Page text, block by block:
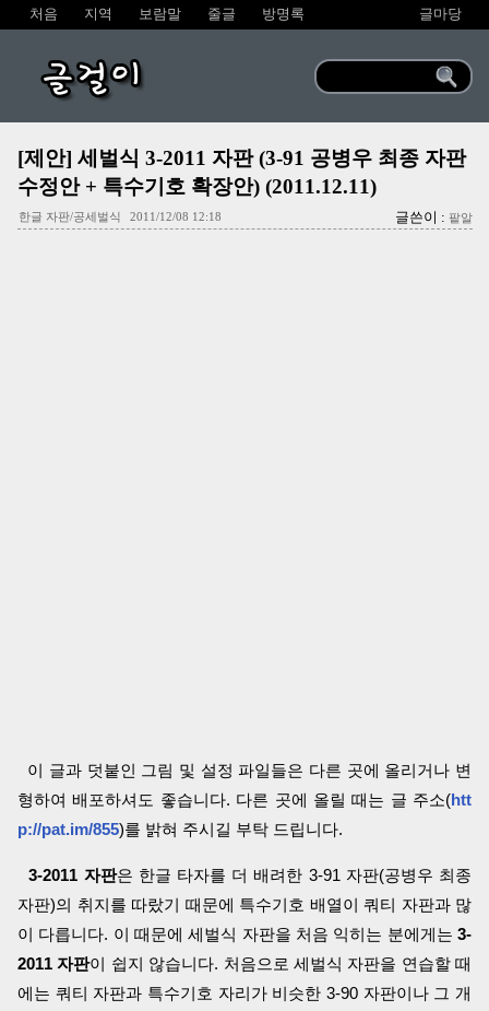
처음 지역 보람말 줄글 방명록 글마당
글걸이
[제안] 세벌식 3-2011 자판 (3-91 공병우 최종 자판
수정안 + 특수기호 확장안) (2011.12.11)
한글 자판/공세벌식 2011/12/08 12:18 글쓴이 : 팥알
이 글과 덧붙인 그림 및 설정 파일들은 다른 곳에 올리거나 변
형하여 배포하셔도 좋습니다. 다른 곳에 올릴 때는 글 주소(htt
p://pat.im/855)를 밝혀 주시길 부탁 드립니다.
3-2011 자판은 한글 타자를 더 배려한 3-91 자판(공병우 최종
자판)의 취지를 따랐기 때문에 특수기호 배열이 쿼티 자판과 많
이 다릅니다. 이 때문에 세벌식 자판을 처음 익히는 분에게는 3-
2011 자판이 쉽지 않습니다. 처음으로 세벌식 자판을 연습할 때
에는 쿼티 자판과 특수기호 자리가 비슷한 3-90 자판이나 그 개